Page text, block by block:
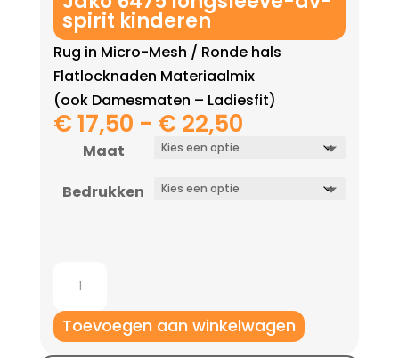
spirit kinderen
Rug in Micro-Mesh / Ronde hals
Flatlocknaden Materiaalmix
(ook Damesmaten – Ladiesfit)
€17,50 - € 22,50Prijsklasse:
€ 22,50
Maat
Bedrukken
6475
longsleeve-
av-
Toevoegen aan winkelwagen